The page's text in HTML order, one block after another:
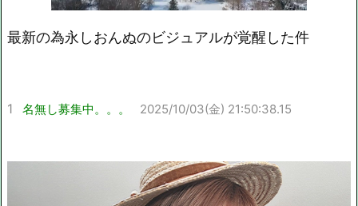
最新の為永しおんぬのビジュアルが覚醒した件
1 名無し募集中。。。 2025/10/03(金) 21:50:38.15